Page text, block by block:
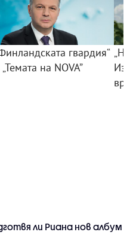
гвардия“
„Темата на NOVA”
ли Риана нов албум